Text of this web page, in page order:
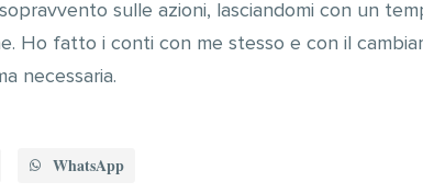
sulle azioni, lasciandomi con un
Ho fatto i conti con me stesso e con il
necessaria.
WhatsApp